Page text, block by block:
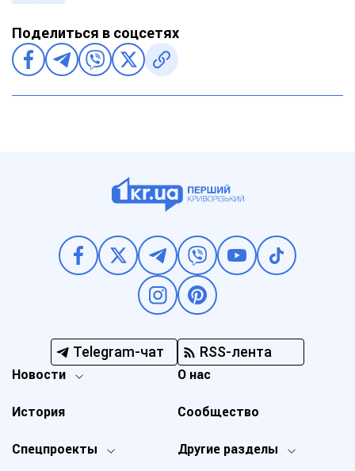
Поделиться в соцсетях
Telegram-чат RSS-лента
Новости
Спецпроекты Другие разделы
История
О нас
Сообщество